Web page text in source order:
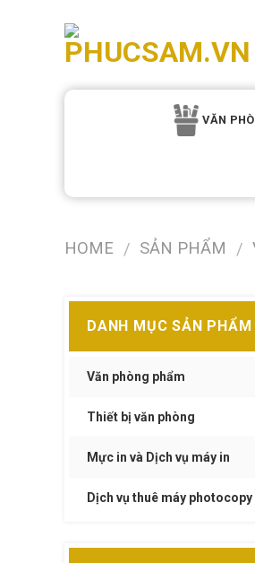
VĂN
HOME / SẢN PHẨM /
DANH MỤC SẢN PHẨM
Văn phòng phẩm
Thiết bị văn phòng
Mực in và Dịch vụ máy in
Dịch vụ thuê máy photocopy